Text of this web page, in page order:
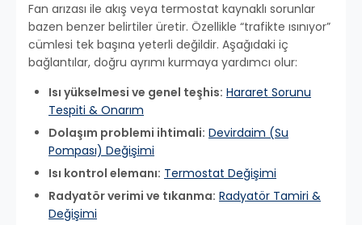
Fan arızası ile akış veya termostat kaynaklı sorunlar
bazen benzer belirtiler üretir. Özellikle “trafikte ısınıyor”
cümlesi tek başına yeterli değildir. Aşağıdaki iç
bağlantılar, doğru ayrımı kurmaya yardımcı olur:
Isı yükselmesi ve genel teşhis: Hararet Sorunu
Tespiti & Onarım
Dolaşım problemi ihtimali: Devirdaim (Su
Pompası) Değişimi
Isı kontrol elemanı: Termostat Değişimi
Radyatör verimi ve tıkanma: Radyatör Tamiri &
Değişimi